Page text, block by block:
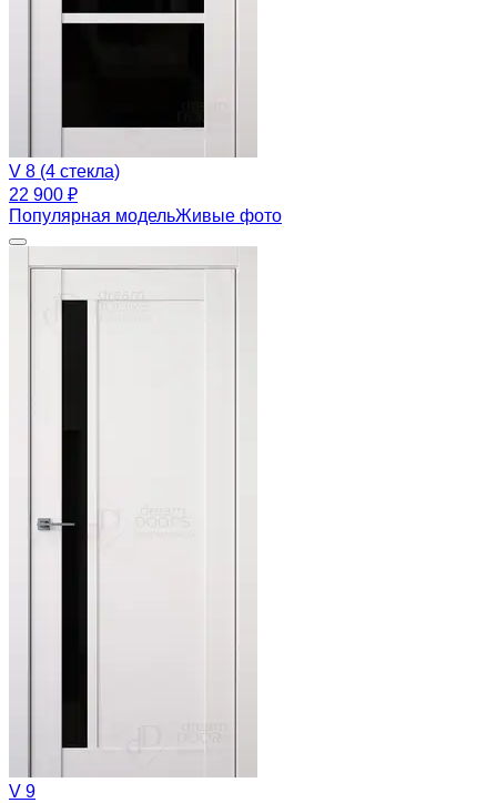
V 8 (4 стекла)
22 900 ₽
Популярная модельЖивые фото
V 9